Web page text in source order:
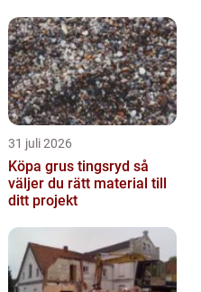
31 juli 2026
Köpa grus tingsryd så
väljer du rätt material till
ditt projekt